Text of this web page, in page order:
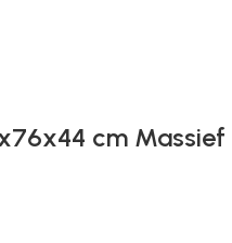
cm Massief